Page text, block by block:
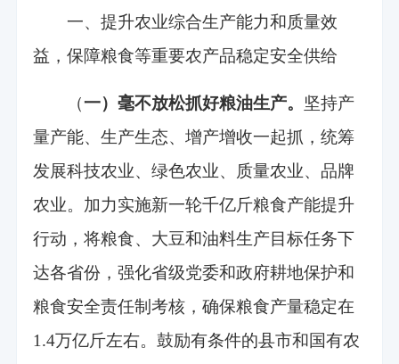
一、提升农业综合生产能力和质量效
益，保障粮食等重要农产品稳定安全供给
（一）毫不放松抓好粮油生产。
坚持产
量产能、生产生态、增产增收一起抓，统筹
发展科技农业、绿色农业、质量农业、品牌
农业。加力实施新一轮千亿斤粮食产能提升
行动，将粮食、大豆和油料生产目标任务下
达各省份，强化省级党委和政府耕地保护和
粮食安全责任制考核，确保粮食产量稳定在
1.4万亿斤左右。鼓励有条件的县市和国有农